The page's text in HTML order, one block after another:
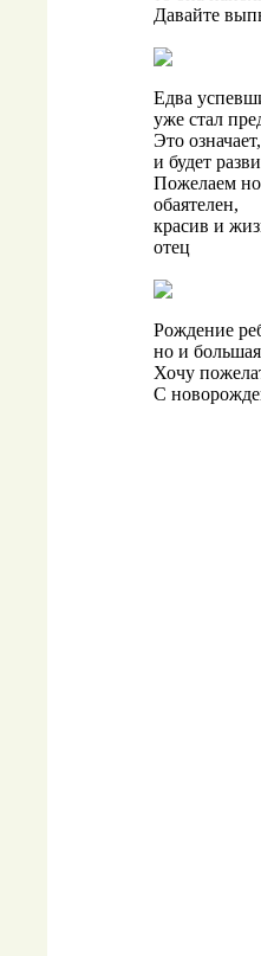
Давайте
Едва
уже стал
Это
и будет
Пожелаем
обаятелен,
красив и
отец
Рождение
но и
Хочу
С